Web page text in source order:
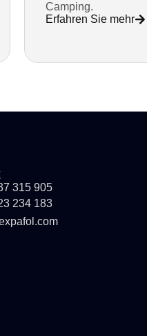
Camping.
Erfahren Sie mehr
315 905
234 183